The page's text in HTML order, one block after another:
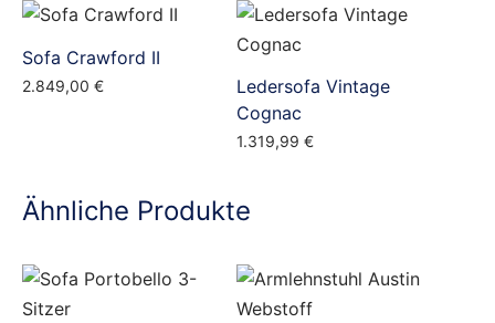
Sofa Crawford II
2.849,00 €
Ledersofa Vintage
Cognac
1.319,99 €
Ähnliche Produkte